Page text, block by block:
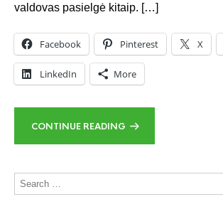
valdovas pasielgė kitaip. […]
Facebook Pinterest X
LinkedIn More
CONTINUE READING